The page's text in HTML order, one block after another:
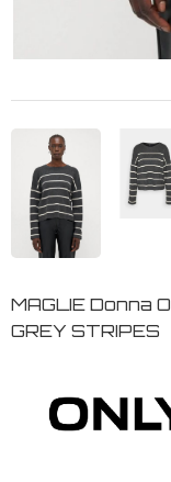
MAGLIE Donna
GREY STRIPES